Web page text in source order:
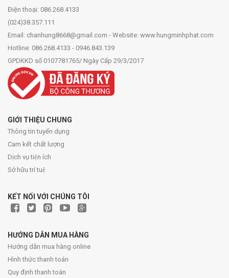
Điện thoại: 086.268.4133
(024)38.357.111
Email: chanhung8668@gmail.com - Website: www.hungminhphat.com
Hotline: 086.268.4133 - 0946.843.139
GPDKKD số 0107781765/ Ngày Cấp 29/3/2017
GIỚI THIỆU CHUNG
Thông tin tuyển dụng
Cam kết chất lượng
Dịch vụ tiện ích
Sở hữu trí tuệ
KẾT NỐI VỚI CHÚNG TÔI
HƯỚNG DẪN MUA HÀNG
Hướng dẫn mua hàng online
Hình thức thanh toán
Quy định thanh toán